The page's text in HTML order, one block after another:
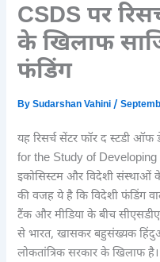
CSDS पर
के खिलाफ
फंडिंग
BySudarshan Vahini/
यह रिसर्च सेंटर फॉर द स्टडी
for the Study of Developing
इकोसिस्टम और विदेशी संस्थाओं
की वजह ये है कि विदेशी फंडिंग
टैंक और मीडिया के बीच
से भारत, खासकर बहुसंख्यक हिंदुओं
लोकतांत्रिक सरकार के खिलाफ